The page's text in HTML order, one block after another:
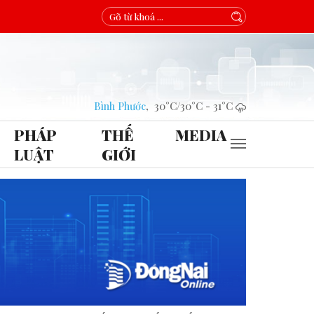
Bình Phước, 30°C/30°C - 31°C
PHÁP
LUẬT
THẾ
GIỚI
MEDIA